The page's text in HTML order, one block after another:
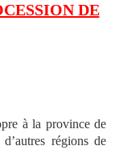
DE
à la province de
régions de